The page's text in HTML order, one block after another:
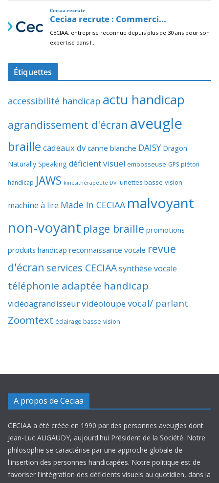
Étiquettes
accessibilité handicap actu handicap
agrandissement d'écran aveugle
braille cadeaux dv canne blanche DAISY Dragon
Naturally Speaking déficient visuel embosseuse GPS piéton
handicap JAWS kinésithérapeute DV lunettes basse-vision
machine à lire Made In CECIAA malvoyant
non-voyant plage braille promotions
produits handicap reconnaissance vocale revue
d'écran services CECIAAsynthèse vocale
téléphonie adaptée handicap
vidéoagrandisseurvidéoloupevocal/ parlant
Zoomtext éclairage basse-vision
A propos de Ceciaa
CECIAA a été créée en 1990 par des personnes aveugles dont
Jean-Luc AUGAUDY, aujourd'hui Président de la Société. Notre
philosophie se caractérise par une approche globale de
l'insertion des personnes handicapées. Notre politique est de
favoriser l'intégration des déficients visuels au quotidien, dans la